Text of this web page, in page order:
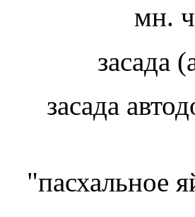
мн.
засада
засада
"пасхальное